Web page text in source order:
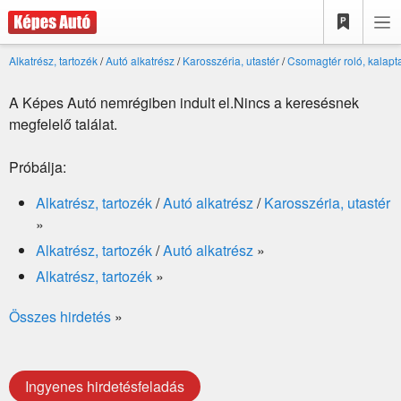
Alkatrész, tartozék/Autó alkatrész/Karosszéria, utastér/Csomagtér roló,
A Képes Autó nemrégiben indult el.Nincs a keresésnek
megfelelő találat.
Próbálja:
Alkatrész, tartozék/Autó alkatrész/Karosszéria, utastér
»
Alkatrész, tartozék/Autó alkatrész »
Alkatrész, tartozék »
Összes hirdetés »
Ingyenes hirdetésfeladás